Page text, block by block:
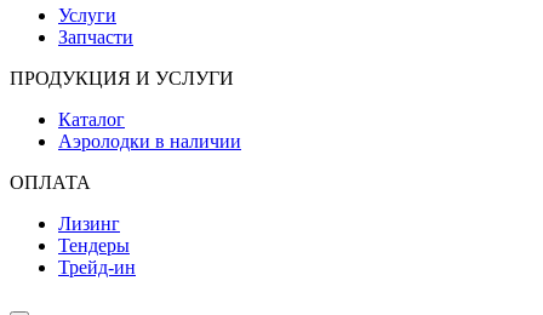
Услуги
Запчасти
ПРОДУКЦИЯ И УСЛУГИ
Каталог
Аэролодки в наличии
ОПЛАТА
Лизинг
Тендеры
Трейд-ин